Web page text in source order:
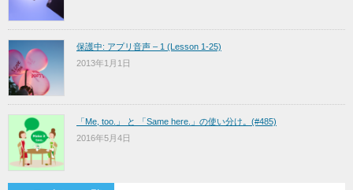
保護中: アプリ音声 – 1 (Lesson 1-25)
2013年1月1日
「Me, too.」 と 「Same here.」の使い分け。(#485)
2016年5月4日